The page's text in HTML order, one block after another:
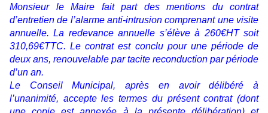
Monsieur le Maire fait part des mentions du contrat
d’entretien de l’alarme anti-intrusion comprenant une visite
annuelle. La redevance annuelle s’élève à 260€HT soit
310,69€TTC. Le contrat est conclu pour une période de
deux ans, renouvelable par tacite reconduction par période
d’un an.
Le Conseil Municipal, après en avoir délibéré à
l’unanimité, accepte les termes du présent contrat (dont